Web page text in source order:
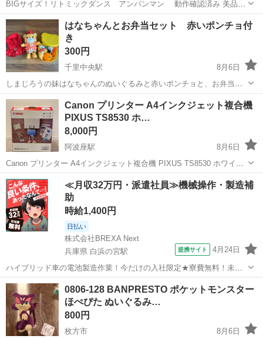
BIGサイズ！リトミックダンス アンパンマン 動作確認済み 美品で
す。
大阪 富田林市 川西駅 おもちゃ アンパンマン
はなちゃんとお弁当セット 赤いポンチョ付
き
300円
千里中央駅
8月6日
しまじろうの妹はなちゃんのぬいぐるみと赤いポンチョと、お弁当セ
ットです。 中古品にご理解ある方、また自宅まで取りにお越しいただ
ける方にお願いします。
大阪 豊中市 千里中央駅 おもちゃ ポンチョ
Canon プリンター A4インクジェット複合機
PIXUS TS8530 ホ…
8,000円
阿波座駅
8月6日
Canon プリンター A4インクジェット複合機 PIXUS TS8530 ホワイ
ト 2021年モデル ほとんど使ってないので状態は綺麗です！
大阪 大阪市 阿波座駅 ミニカー
≪月収32万円・派遣社員≫機械操作・製造補
助
時給1,400円
日払い
株式会社BREXA Next
兵庫県 白浜の宮駅
提携サイト 4月24日
ハイブリッド車の電池製造作業！今だけの入社限定★寮費無料！未経
験活躍中★20～50代の男性活躍中！安定企業で長期で働きたい方オス
スメ！年間休日130日！正社員登用制度あり！マイカー通勤OK！ワン
ルーム寮完備！《兵庫県姫路市》...
兵庫 姫路市
0806-128 BANPRESTO ポケットモンスター
ほぺぴた ぬいぐるみ…
800円
枚方市
8月6日